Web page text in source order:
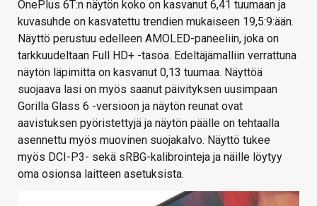
OnePlus 6T:n näytön koko on kasvanut 6,41 tuumaan ja
kuvasuhde on kasvatettu trendien mukaiseen 19,5:9:ään.
Näyttö perustuu edelleen AMOLED-paneeliin, joka on
tarkkuudeltaan Full HD+ -tasoa. Edeltäjämalliin verrattuna
näytön läpimitta on kasvanut 0,13 tuumaa. Näyttöä
suojaava lasi on myös saanut päivityksen uusimpaan
Gorilla Glass 6 -versioon ja näytön reunat ovat
aavistuksen pyöristettyjä ja näytön päälle on tehtaalla
asennettu myös muovinen suojakalvo. Näyttö tukee
myös DCI-P3- sekä sRBG-kalibrointeja ja näille löytyy
oma osionsa laitteen asetuksista.